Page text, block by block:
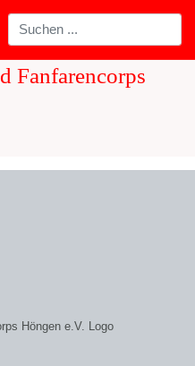
Fanfarencorps
Höngen e.V. Logo